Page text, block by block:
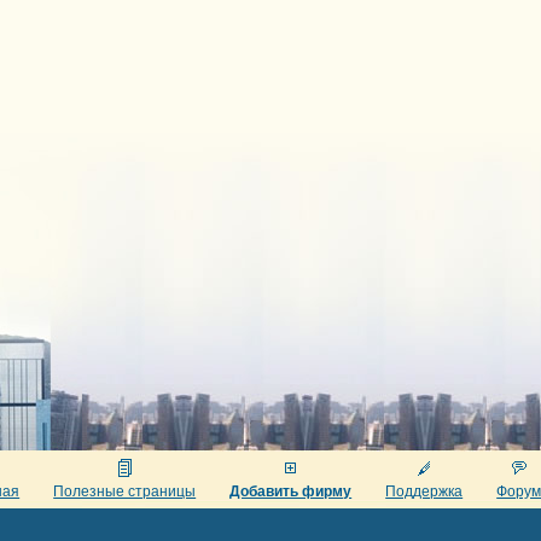
Полезные страницы Добавить фирму Поддержка Форум